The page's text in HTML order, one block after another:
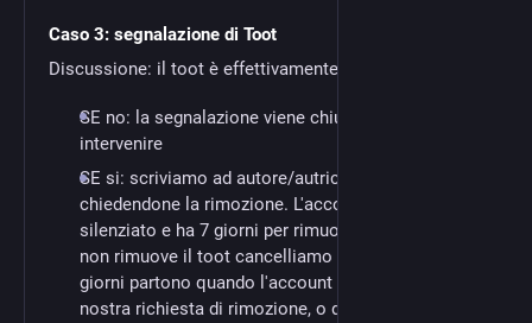
Caso 3: segnalazione di Toot
Discussione: il toot è effettivamente fuori policy o no?
SE no: la segnalazione viene chiusa senza
intervenire
SE si: scriviamo ad autore/autrice del toot
chiedendone la rimozione. L'account viene
silenziato e ha 7 giorni per rimuovere il toot. Se
non rimuove il toot cancelliamo l'account. (I 7
giorni partono quando l'account risponde alla
nostra richiesta di rimozione, o dall'ultimo login in